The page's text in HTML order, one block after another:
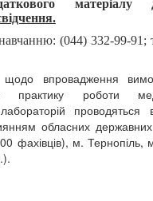
(044) 332-99-91;
щодо впровадження
роботи
проводяться
обласних державних
фахівців), м. Тернопіль,